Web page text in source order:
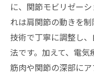
に、関節モビリゼー
れは肩関節の動きを
技術で丁寧に調整し
法です。加えて、電
筋肉や関節の深部にア